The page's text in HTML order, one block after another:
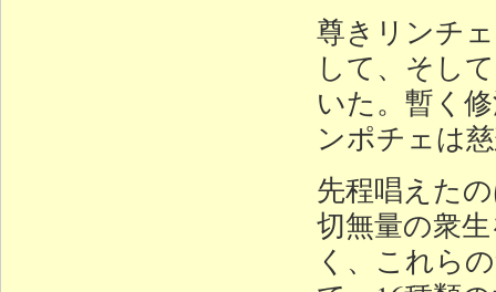
尊きリンチ
して、そし
いた。暫く
ンポチェは
先程唱えた
切無量の衆
く、これら